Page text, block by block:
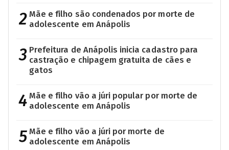
2 Mãe e filho são condenados por morte de
adolescente em Anápolis
3 Prefeitura de Anápolis inicia cadastro para
castração e chipagem gratuita de cães e
gatos
4 Mãe e filho vão a júri popular por morte de
adolescente em Anápolis
5 Mãe e filho vão a júri por morte de
adolescente em Anápolis